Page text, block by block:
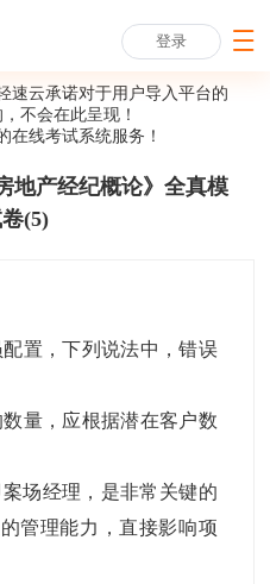
登录
速云承诺对于用户导入平台的
不会在此呈现！
在线考试系统服务！
地产经纪概论》全真模
(5)
置，下列说法中，错误
量，应根据潜在客户数
场经理，是非常关键的
管理能力，直接影响项